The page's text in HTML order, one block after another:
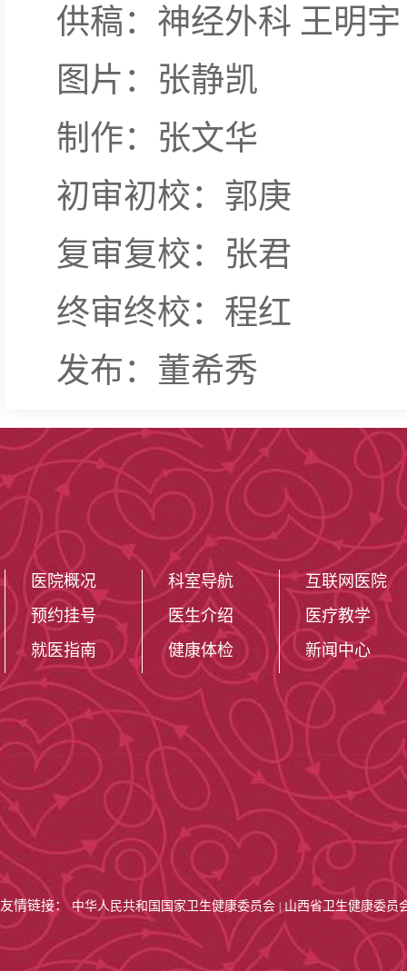
供稿：神经外科 王明宇
图片：张静凯
制作：张文华
初审初校：郭庚
复审复校：张君
终审终校：程红
发布：董希秀
医院概况
预约挂号
就医指南
科室导航
医生介绍
健康体检
互联网医院
医疗教学
新闻中心
友情链接：中华人民共和国国家卫生健康委员会 山西省卫生健康委员